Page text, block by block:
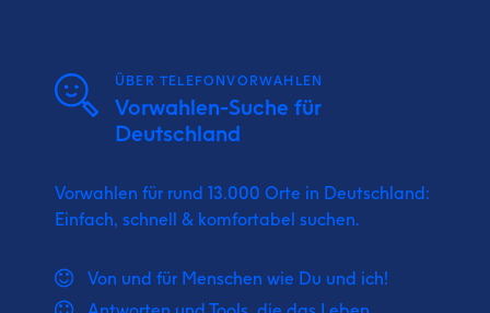
ÜBER TELEFONVORWAHLEN
Vorwahlen-Suche für
Deutschland
Vorwahlen für rund 13.000 Orte in Deutschland:
Einfach, schnell & komfortabel suchen.
Von und für Menschen wie Du und ich!